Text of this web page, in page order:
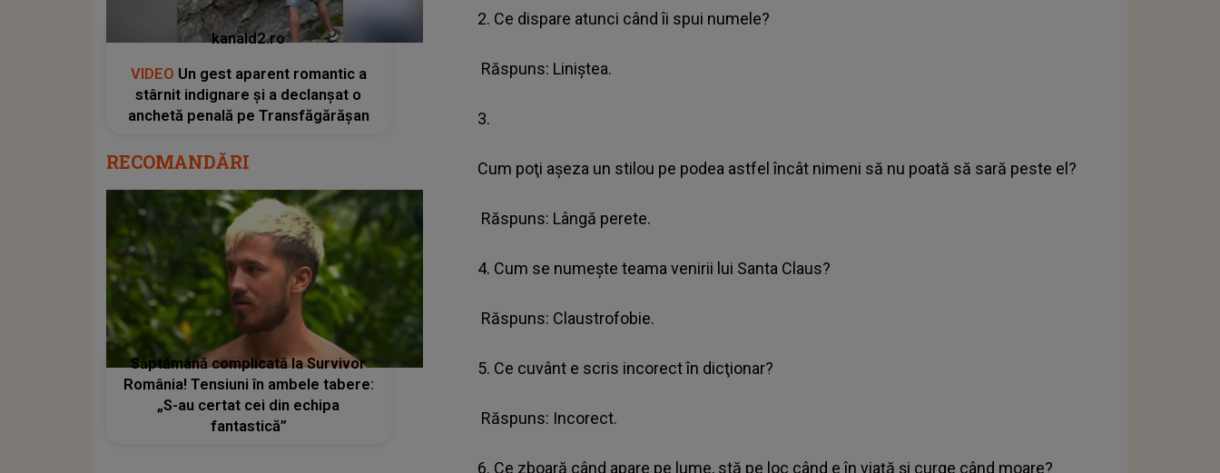
2. Ce dispare atunci când îi spui numele?
Răspuns: Liniştea.
3.
Cum poţi aşeza un stilou pe podea astfel încât nimeni să nu poată să sară peste el?
Răspuns: Lângă perete.
4. Cum se numește teama venirii lui Santa Claus?
Răspuns: Claustrofobie.
5. Ce cuvânt e scris incorect în dicţionar?
Răspuns: Incorect.
6. Ce zboară când apare pe lume, stă pe loc când e în viață și curge când moare?
kanald2.ro
VIDEO Un gest aparent romantic a
stârnit indignare și a declanșat o
anchetă penală pe Transfăgărășan
RECOMANDĂRI
Săptămână complicată la Survivor
România! Tensiuni în ambele tabere:
„S-au certat cei din echipa
fantastică”